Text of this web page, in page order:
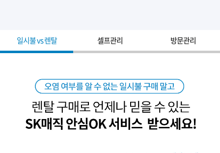
일시불 vs 렌탈 셀프관리 방문관리